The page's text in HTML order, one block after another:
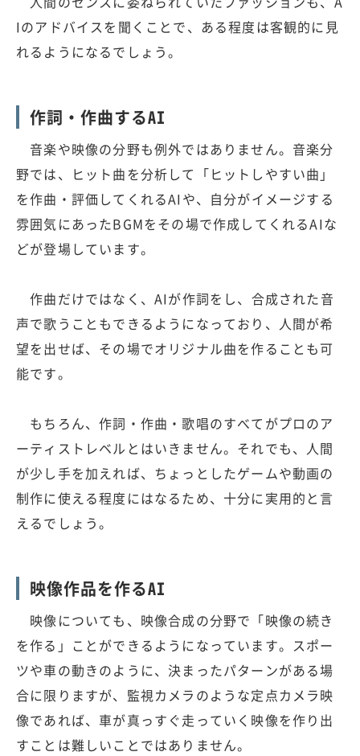
Iのアドバイスを聞くことで、ある程度は客観的に見
れるようになるでしょう。
作詞・作曲するAI
音楽や映像の分野も例外ではありません。音楽分
野では、ヒット曲を分析して「ヒットしやすい曲」
を作曲・評価してくれるAIや、自分がイメージする
雰囲気にあったBGMをその場で作成してくれるAIな
どが登場しています。
作曲だけではなく、AIが作詞をし、合成された音
声で歌うこともできるようになっており、人間が希
望を出せば、その場でオリジナル曲を作ることも可
能です。
もちろん、作詞・作曲・歌唱のすべてがプロのア
ーティストレベルとはいきません。それでも、人間
が少し手を加えれば、ちょっとしたゲームや動画の
制作に使える程度にはなるため、十分に実用的と言
えるでしょう。
映像作品を作るAI
映像についても、映像合成の分野で「映像の続き
を作る」ことができるようになっています。スポー
ツや車の動きのように、決まったパターンがある場
合に限りますが、監視カメラのような定点カメラ映
像であれば、車が真っすぐ走っていく映像を作り出
すことは難しいことではありません。